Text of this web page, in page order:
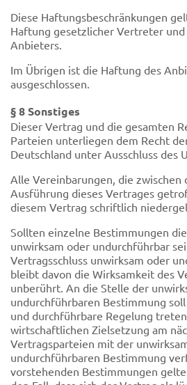
Diese Haftungsbeschränkungen
Haftung gesetzlicher Vertreter
Anbieters.
Im Übrigen ist die Haftung des
ausgeschlossen.
§ 8 Sonstiges
Dieser Vertrag und die gesamten
Parteien unterliegen dem Recht
Deutschland unter Ausschluss des
Alle Vereinbarungen, die zwischen
Ausführung dieses Vertrages
diesem Vertrag schriftlich
Sollten einzelne Bestimmungen
unwirksam oder undurchführbar
Vertragsschluss unwirksam oder
bleibt davon die Wirksamkeit des
unberührt. An die Stelle der
undurchführbaren Bestimmung
und durchführbare Regelung
wirtschaftlichen Zielsetzung am
Vertragsparteien mit der
undurchführbaren Bestimmung
vorstehenden Bestimmungen